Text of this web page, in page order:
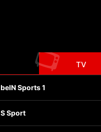
📺 TV
beIN Sports 1
S Sport